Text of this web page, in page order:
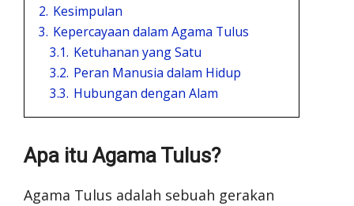
2. Kesimpulan
3. Kepercayaan dalam Agama Tulus
3.1. Ketuhanan yang Satu
3.2. Peran Manusia dalam Hidup
3.3. Hubungan dengan Alam
Apa itu Agama Tulus?
Agama Tulus adalah sebuah gerakan